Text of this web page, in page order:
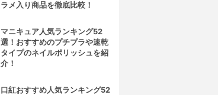
ラメ入り商品を徹底比較！
マニキュア人気ランキング52
選！おすすめのプチプラや速乾
タイプのネイルポリッシュを紹
介！
口紅おすすめ人気ランキング52